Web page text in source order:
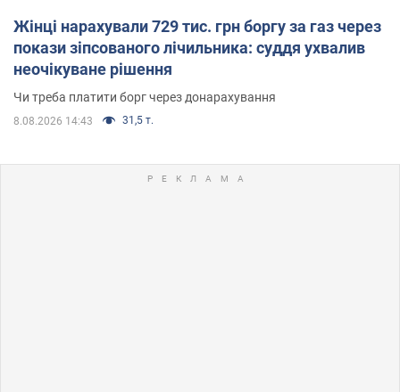
Жінці нарахували 729 тис. грн боргу за газ через
покази зіпсованого лічильника: суддя ухвалив
неочікуване рішення
Чи треба платити борг через донарахування
8.08.2026 14:43 31,5 т.